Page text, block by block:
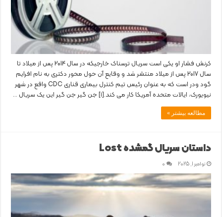
کرنش فشار او یکی است سریال ترسناک خارجیکه در سال 2014 پس از میلاد تا
سال 2017 پس از میلاد منتشر شد و وقایع آن حول محور دکتری به نام افرایم
گود ودر است که به عنوان رئیس تیم کنترل بیماری قناری CDC واقع در شهر
نیویورک، ایالات متحده آمریکا کار می کند.[١] جن گیر جن گیر این یک سریال …
مطالعه بیشتر »
داستان سریال گمشده Lost
نوامبر 1, 2025 0